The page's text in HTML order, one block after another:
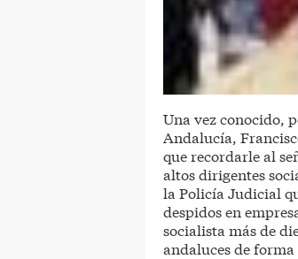
Una vez conocido,
Andalucía,
que recordarle al
altos dirigentes
la Policía Judicial
despidos en
socialista más de
andaluces de